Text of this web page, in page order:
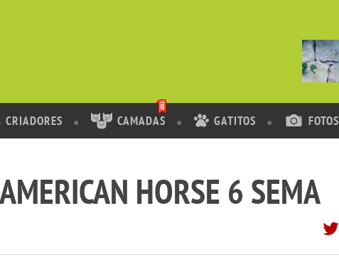
CRIADORES CAMADAS GATITOS FOTOS
HORSE 6 SEMA